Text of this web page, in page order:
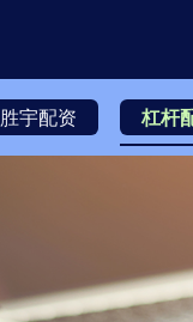
胜宇配资 杠杆